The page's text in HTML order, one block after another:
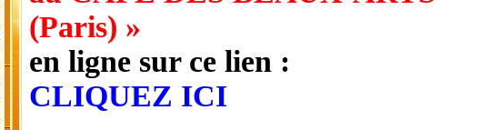
(Paris) »
en ligne sur ce lien :
CLIQUEZ ICI